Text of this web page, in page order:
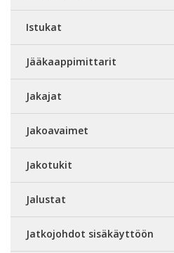
Istukat
Jääkaappimittarit
Jakajat
Jakoavaimet
Jakotukit
Jalustat
Jatkojohdot sisäkäyttöön